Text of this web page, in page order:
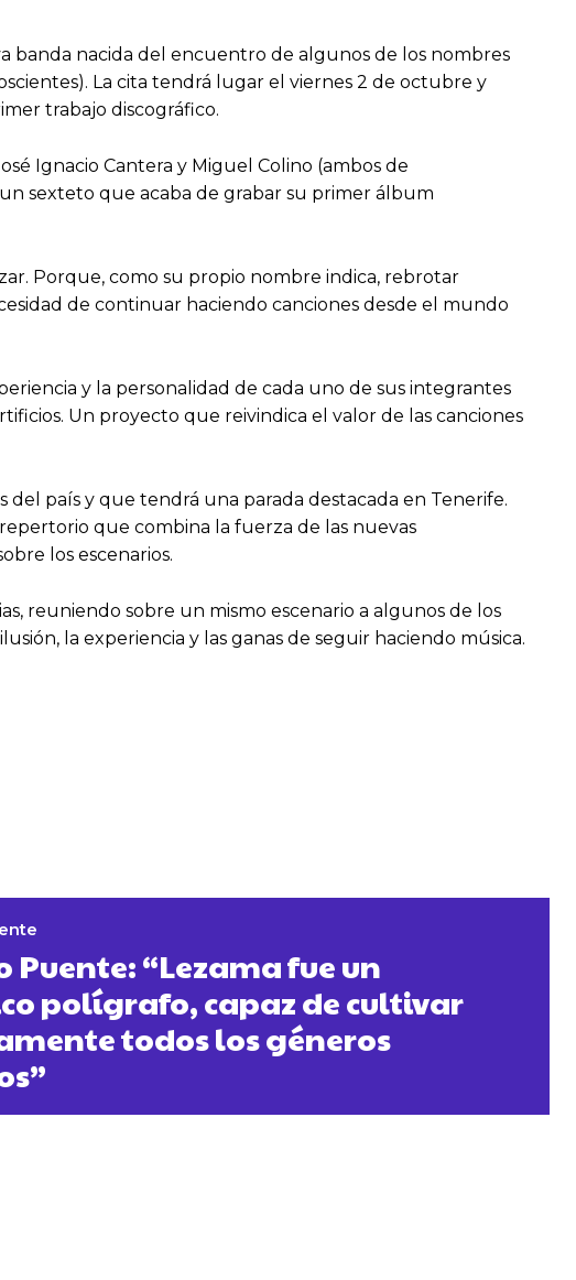
banda nacida del encuentro de algunos de los nombres
La cita tendrá lugar el viernes 2 de octubre y
trabajo discográfico.
Ignacio Cantera y Miguel Colino (ambos de
sexteto que acaba de grabar su primer álbum
Porque, como su propio nombre indica, rebrotar
de continuar haciendo canciones desde el mundo
y la personalidad de cada uno de sus integrantes
Un proyecto que reivindica el valor de las canciones
país y que tendrá una parada destacada en Tenerife.
que combina la fuerza de las nuevas
los escenarios.
reuniendo sobre un mismo escenario a algunos de los
la experiencia y las ganas de seguir haciendo música.
Puente: “Lezama fue un
polígrafo, capaz de cultivar
todos los géneros